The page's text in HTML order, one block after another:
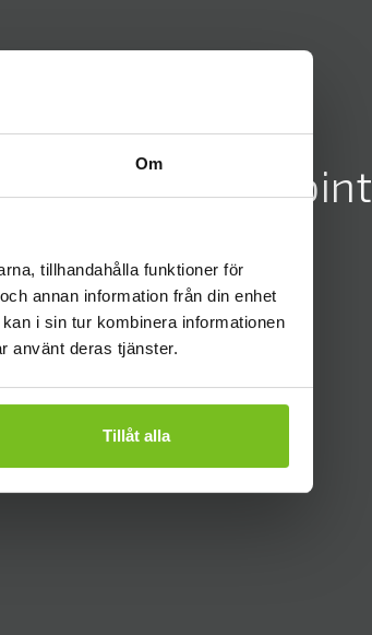
Om
tillhandahålla funktioner för
annan information från din enhet
i sin tur kombinera informationen
använt deras tjänster.
Tillåt alla
och SharePoint